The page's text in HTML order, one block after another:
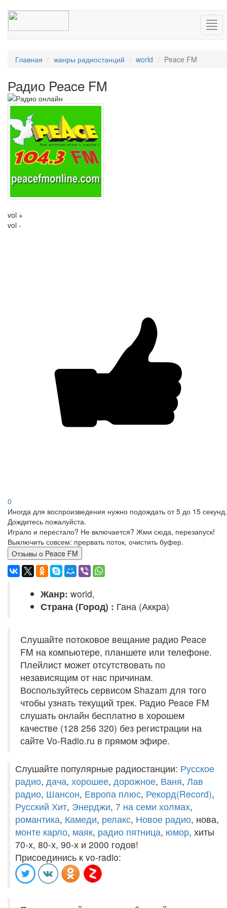
Главная жанры радиостанций world Peace FM
Радио Peace FM
vol +
vol -
0
Иногда для воспроизведения нужно подождать от 5 до 15 секунд.
Дождитесь пожалуйста.
Играло и перестало? Не включается? Жми сюда, перезапуск!
Выключить совсем: прервать поток, очистить буфер.
Отзывы о Peace FM
Жанр: world,
Страна (Город) : Гана (Аккра)
Слушайте потоковое вещание радио Peace
FM на компьютере, планшете или телефоне.
Плейлист может отсутствовать по
независящим от нас причинам.
Воспользуйтесь сервисом Shazam для того
чтобы узнать текущий трек. Радио Peace FM
слушать онлайн бесплатно в хорошем
качестве (128 256 320) без регистрации на
сайте Vo-Radio.ru в прямом эфире.
Слушайте популярные радиостанции: Русское
радио, дача, хорошее, дорожное, Ваня, Лав
радио, Шансон, Европа плюс, Рекорд(Record),
Русский Хит, Энерджи, 7 на семи холмах,
романтика, Камеди, релакс, Новое радио, нова,
монте карло, маяк, радио пятница, юмор, хиты
70-х, 80-х, 90-х и 2000 годов!
Присоединись к vo-radio: